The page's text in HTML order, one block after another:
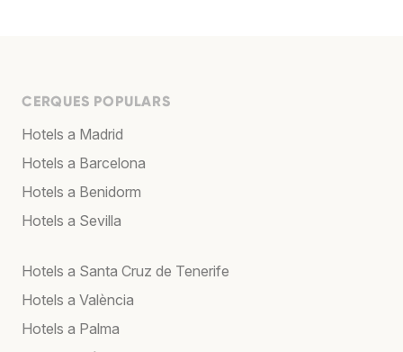
CERQUES POPULARS
Hotels a Madrid
Hotels a Barcelona
Hotels a Benidorm
Hotels a Sevilla
Hotels a Santa Cruz de Tenerife
Hotels a València
Hotels a Palma